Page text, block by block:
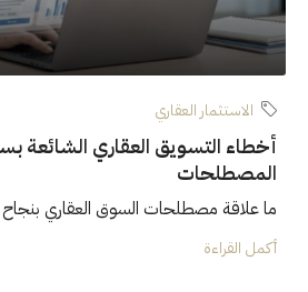
الاستثمار العقاري
أخطاء التسويق العقاري
المصطلحات
ما علاقة مصطلحات السوق العقاري
أكمل القراءة